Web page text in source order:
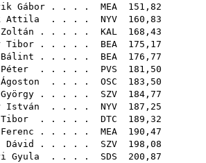
Gábor . . . . MEA 151,82
Attila . . . . NYV 160,83
Zoltán . . . . . KAL 168,43
Tibor . . . . . BEA 175,17
Bálint . . . . . BEA 176,77
. . . . . PVS 181,50
. . . . OSC 183,50
. . . . . SZV 184,77
István . . . . NYV 187,25
Tibor . . . . . DTC 189,32
. . . . . MEA 190,47
Dávid . . . . . SZV 198,08
Gyula . . . . SDS 200,87